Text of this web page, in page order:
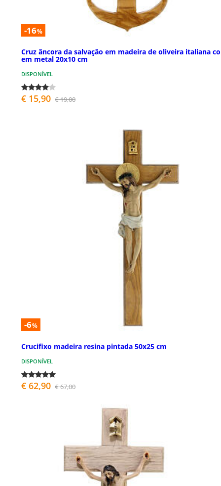
-16%
Cruz âncora da salvação em madeira de oliveira italiana
em metal 20x10 cm
DISPONÍVEL
€ 15,90 € 19,00
-6%
Crucifixo madeira resina pintada 50x25 cm
DISPONÍVEL
€ 62,90 € 67,00